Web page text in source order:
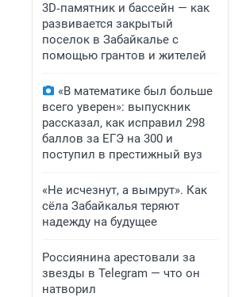
3D‑памятник и бассейн — как
развивается закрытый
поселок в Забайкалье с
помощью грантов и жителей
«В математике был больше
всего уверен»: выпускник
рассказал, как исправил 298
баллов за ЕГЭ на 300 и
поступил в престижный вуз
«Не исчезнут, а вымрут». Как
сёла Забайкалья теряют
надежду на будущее
Россиянина арестовали за
звезды в Telegram — что он
натворил